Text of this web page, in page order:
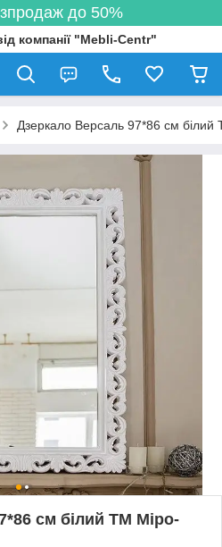
до 50%
компанії "Mebli-Centr"
Дзеркало Версаль 97*86 см
см білий ТМ Міро-